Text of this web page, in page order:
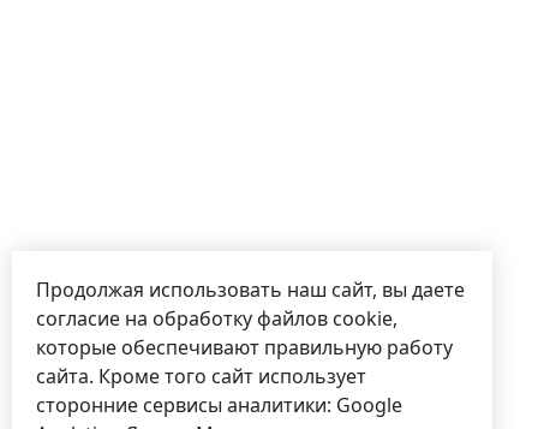
Продолжая использовать наш сайт, вы даете
согласие на обработку файлов cookie,
которые обеспечивают правильную работу
сайта. Кроме того сайт использует
сторонние сервисы аналитики: Google